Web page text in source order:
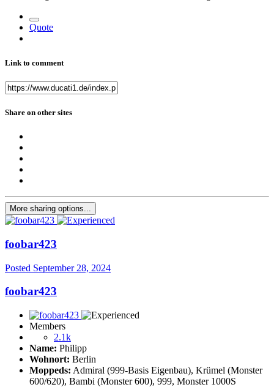
Quote
Link to comment
Share on other sites
More sharing options...
foobar423
Posted September 28, 2024
foobar423
Members
2.1k
Name: Philipp
Wohnort: Berlin
Moppeds: Admiral (999-Basis Eigenbau), Krümel (Monster
600/620), Bambi (Monster 600), 999, Monster 1000S